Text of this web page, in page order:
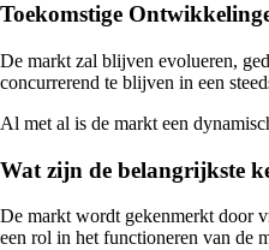
Toekomstige
De markt zal blijven evolueren,
concurrerend te blijven in een
Al met al is de markt een
Wat zijn de belangrijkste
De markt wordt gekenmerkt door
een rol in het functioneren van de